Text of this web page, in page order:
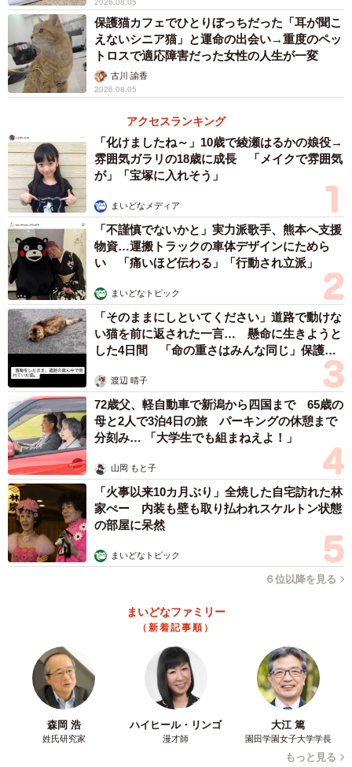
高齢者による多頭飼育崩壊や、避妊・去勢の不徹底、地域
での管理不足―そうした課題が重なった結果、行き場のな
い動物たちが生まれ、野犬化・野良化してしまう。保護団
体は限られた資金と人手の中で活動していますが、追いつ
かない現実があります。
「だからこそ、野犬を責めるのではなく、人間社会がどう
動物と共生していくのか、その在り方を考える必要があ
る」
そう子どもたちに伝えたことは、命の責任を“人間側”にある
と気づかせる大切な機会になりました。
保護猫カフェでひとりぼっちだった「耳が聞こ
えないシニア猫」と運命の出会い→重度のペッ
トロスで適応障害だった女性の人生が一変
古川 諭香
2026.08.05
アクセスランキング
「化けましたね～」10歳で綾瀬はるかの娘役→
雰囲気ガラリの18歳に成長 「メイクで雰囲気
が」「宝塚に入れそう」
まいどなメディア
「不謹慎でないかと」実力派歌手、熊本へ支援
物資…運搬トラックの車体デザインにためら
い 「痛いほど伝わる」「行動され立派」
まいどなトピック
「そのままにしといてください」道路で動けな
い猫を前に返された一言… 懸命に生きようと
した4日間 「命の重さはみんな同じ」保護団
渡辺 晴子
72歳父、軽自動車で新潟から四国まで 65歳の
母と2人で3泊4日の旅 パーキングの休憩まで
分刻み… 「大学生でも組まねえよ！」
山岡 もと子
「火事以来10カ月ぶり」全焼した自宅訪れた林
家ぺー 内装も壁も取り払われスケルトン状態
の部屋に呆然
まいどなトピック
６位以降を見る
まいどなファミリー
（新着記事順）
森岡 浩
姓氏研究家
ハイヒール・リンゴ
漫才師
大江 篤
園田学園女子大学学長
もっと見る